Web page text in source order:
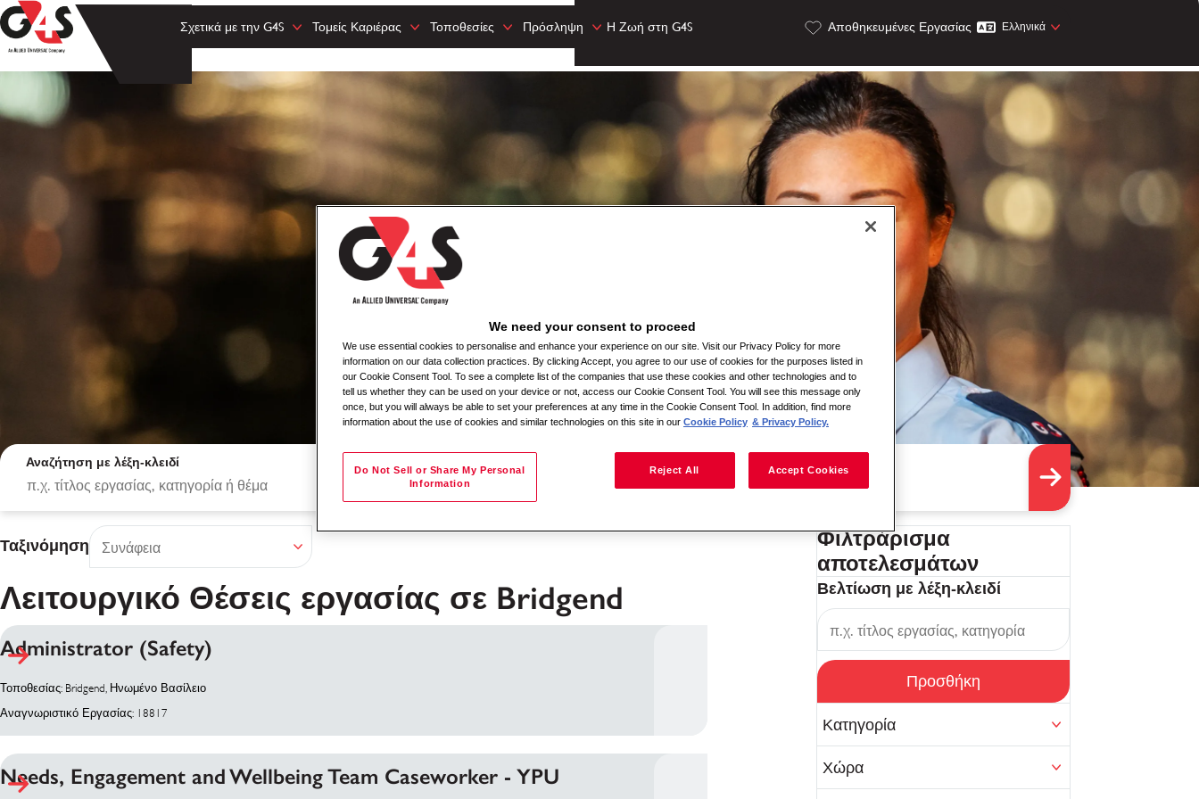
Σχετικά με την G4S Τομείς Καριέρας Τοποθεσίες Πρόσληψη Η Ζωή στη G4S Αποθηκευμένες Εργασίας Ελληνικά
Αποτελέσματα αναζήτησης
Αναζήτηση με λέξη-κλειδί
Ταξινόμηση
Λειτουργικό Θέσεις εργασίας σε Bridgend
Administrator (Safety)
Τοποθεσίας: Bridgend, Ηνωμένο Βασίλειο
Αναγνωριστικό Εργασίας: 18817
Needs, Engagement and Wellbeing Team Caseworker - YPU
Φιλτράρισμα
αποτελεσμάτων
Βελτίωση με λέξη-κλειδί
Προσθήκη
Κατηγορία
Χώρα
We need your consent to proceed
We use essential cookies to personalise and enhance your experience on our site. Visit our Privacy Policy for more
information on our data collection practices. By clicking Accept, you agree to our use of cookies for the purposes listed in
our Cookie Consent Tool. To see a complete list of the companies that use these cookies and other technologies and to
tell us whether they can be used on your device or not, access our Cookie Consent Tool. You will see this message only
once, but you will always be able to set your preferences at any time in the Cookie Consent Tool. In addition, find more
information about the use of cookies and similar technologies on this site in our Cookie Policy & Privacy Policy.
Do Not Sell or Share My Personal
Information
Reject All Accept Cookies